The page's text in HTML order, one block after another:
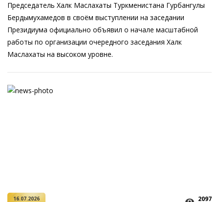
Председатель Халк Маслахаты Туркменистана Гурбангулы
Бердымухамедов в своём выступлении на заседании
Президиума официально объявил о начале масштабной
работы по организации очередного заседания Халк
Маслахаты на высоком уровне.
16.07.2026 2097